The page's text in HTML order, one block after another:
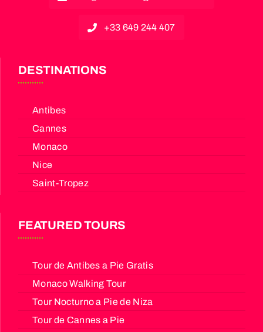
+33 649 244 407
DESTINATIONS
Antibes
Cannes
Monaco
Nice
Saint-Tropez
FEATURED TOURS
Tour de Antibes a Pie Gratis
Monaco Walking Tour
Tour Nocturno a Pie de Niza
Tour de Cannes a Pie